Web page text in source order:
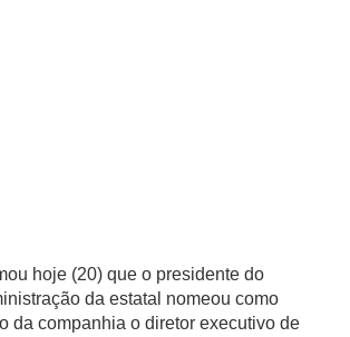
hoje (20) que o presidente do
da estatal nomeou como
da companhia o diretor executivo de